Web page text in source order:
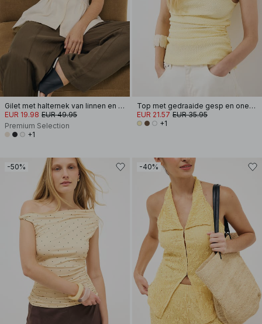
Gilet met halternek van linnen en lyocellmix
EUR 19.98 EUR 49.95
Premium Selection
+1
Top met gedraaide gesp en one-shoulder
EUR 21.57 EUR 35.95
+1
-50% -40%